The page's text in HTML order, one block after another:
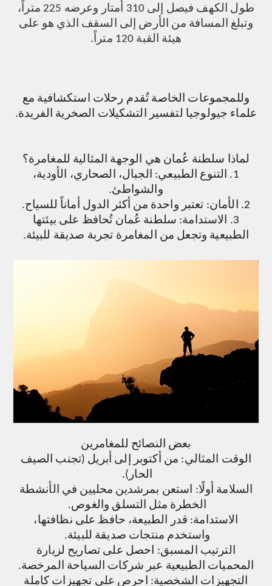
طول الكهف فيصل إلى 310 أمتار وعرضه 225 متراً،
وتبلغ المسافة من الأرض إلى السقف الذي هو على
هيئة القبة 120 متراً.
وللمجموعات الخاصة تُقدم رحلات استكشافية مع
علماء جيولوجيا لتفسير التشكيلات الصخرية الفريدة.
لماذا سلطنة عُمان هي الوجهة المثالية للمغامرة؟
1. التنوع الطبيعي: الجبال، الصحاري، الأودية،
والشواطئ.
2. الأمان: تعتبر واحدة من أكثر الدول أماناً للسياح.
3. الاستدامة: سلطنة عُمان تُحافظ على بيئتها
الطبيعية وتجعل من المغامرة تجربة صديقة للبيئة.
بعض النصائح للمغامرين
الوقت المثالي: من أكتوبر إلى أبريل (تجنب الصيف
الحار).
السلامة أولًا: استعن بمرشدين محليين في الأنشطة
الخطرة مثل التسلق والغوص.
الاستدامة: قدر الطبيعة، حافظ على نظافتها،
واستخدم منتجات صديقة للبيئة.
الترتيب المسبق: احصل على تصاريح لزيارة
المحميات الطبيعية عبر شركات السياحة المرخصة.
التجهيزات الشخصية: احرص على تجهيزات كاملة